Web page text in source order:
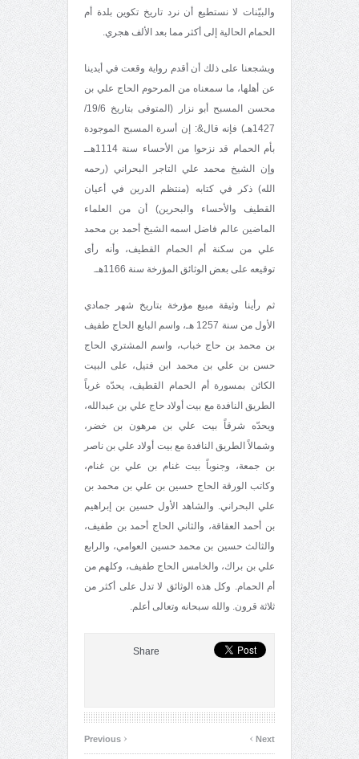
والبيّنات لا نستطيع أن نرد تاريخ تكوين بلدة أم
الحمام الحالية إلى أكثر مما بعد الألف هجري.
ويشجعنا على ذلك أن أقدم رواية وقعت في أيدينا
عن أهلها، ما سمعناه من المرحوم الحاج علي بن
محسن المسبح أبو نزار (المتوفى بتاريخ 19/6/
1427هـ) فإنه قال&: إن أسرة المسبح الموجودة
بأم الحمام قد نزحوا من الأحساء سنة 1114هــ
وإن الشيخ محمد علي التاجر البحراني (رحمه
الله) ذكر في كتابه (منتظم الدرين في أعيان
القطيف والأحساء والبحرين) أن من العلماء
الماضين عالم فاضل اسمه الشيخ أحمد بن محمد
علي من سكنة أم الحمام القطيف، وأنه رأى
توقيعه على بعض الوثائق المؤرخة سنة 1166هـ.
ثم رأينا وثيقة مبيع مؤرخة بتاريخ شهر جمادي
الأول من سنة 1257 هـ، واسم البايع الحاج طفيف
بن محمد بن حاج خباب، واسم المشتري الحاج
حسن بن علي بن محمد ابن فتيل، على البيت
الكائن بمسورة أم الحمام القطيف، يحدّه غرباً
الطريق النافدة مع بيت أولاد حاج علي بن عبدالله،
ويحدّه شرقاً بيت علي بن مرهون بن خضر،
وشمالاً الطريق النافدة مع بيت أولاد علي بن ناصر
بن جمعة، وجنوباً بيت غنام بن علي بن غنام،
وكاتب الورقة الحاج حسين بن علي بن محمد بن
علي البحراني. والشاهد الأول حسين بن إبراهيم
بن أحمد العقاقة، والثاني الحاج أحمد بن طفيف،
والثالث حسين بن محمد حسين العوامي، والرابع
علي بن براك، والخامس الحاج طفيف، وكلهم من
أم الحمام. وكل هذه الوثائق لا تدل على أكثر من
ثلاثة قرون. والله سبحانه وتعالى أعلم.
Share
‹ Next
›